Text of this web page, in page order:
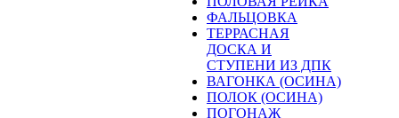
ФАЛЬЦОВКА
ТЕРРАСНАЯ
ДОСКА И
СТУПЕНИ ИЗ ДПК
ВАГОНКА (ОСИНА)
ПОЛОК (ОСИНА)
ПОГОНАЖ